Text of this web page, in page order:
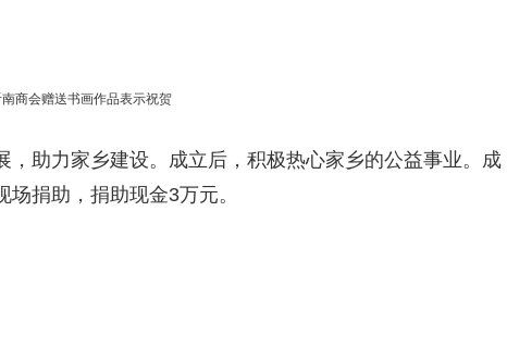
商会赠送书画作品表示祝贺
助力家乡建设。成立后，积极热心家乡的公益事业。成
捐助，捐助现金3万元。